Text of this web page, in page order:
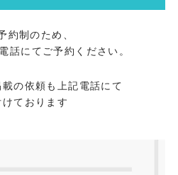
約制のため、
話にてご予約ください。
の依頼も上記電話にて
けております